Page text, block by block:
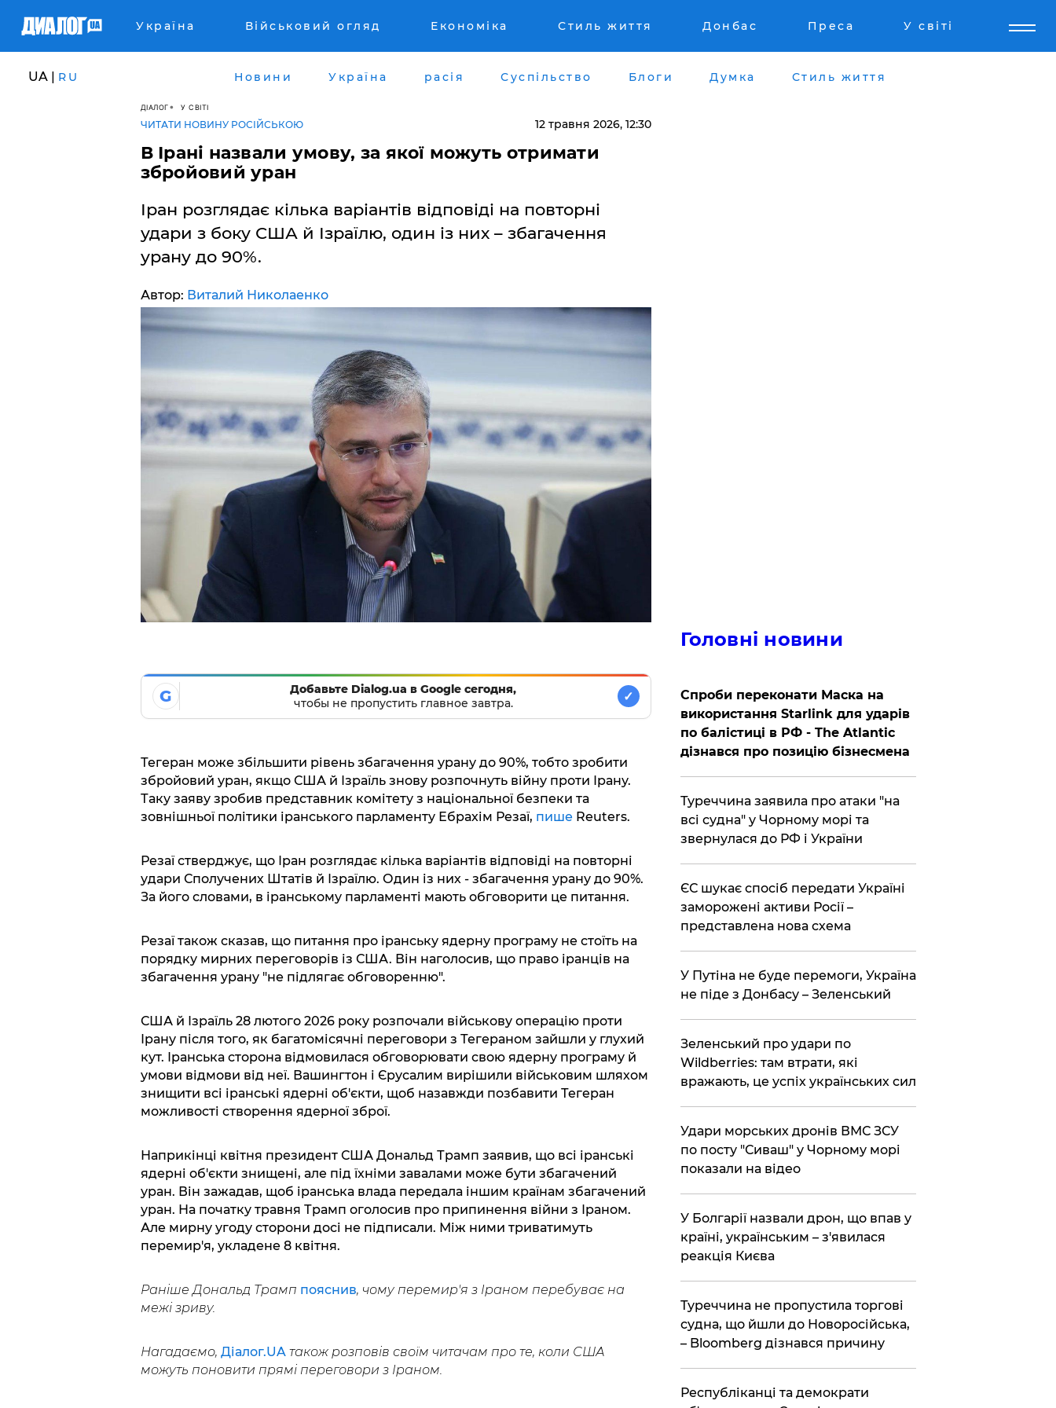
Україна Військовий огляд Економіка Стиль життя Донбас Преса У світі
UA | RU Новини Україна расія Суспільство Блоги Думка Стиль життя
ДІАЛОГ У СВІТІ
ЧИТАТИ НОВИНУ РОСІЙСЬКОЮ 12 травня 2026, 12:30
В Ірані назвали умову, за якої можуть отримати
збройовий уран
Іран розглядає кілька варіантів відповіді на повторні
удари з боку США й Ізраїлю, один із них – збагачення
урану до 90%.
Автор: Виталий Николаенко
G
Добавьте Dialog.ua в Google сегодня,
чтобы не пропустить главное завтра.
✓
Тегеран може збільшити рівень збагачення урану до 90%, тобто зробити
збройовий уран, якщо США й Ізраїль знову розпочнуть війну проти Ірану.
Таку заяву зробив представник комітету з національної безпеки та
зовнішньої політики іранського парламенту Ебрахім Резаї, пишеReuters.
Резаї стверджує, що Іран розглядає кілька варіантів відповіді на повторні
удари Сполучених Штатів й Ізраїлю. Один із них - збагачення урану до 90%.
За його словами, в іранському парламенті мають обговорити це питання.
Резаї також сказав, що питання про іранську ядерну програму не стоїть на
порядку мирних переговорів із США. Він наголосив, що право іранців на
збагачення урану "не підлягає обговоренню".
США й Ізраїль 28 лютого 2026 року розпочали військову операцію проти
Ірану після того, як багатомісячні переговори з Тегераном зайшли у глухий
кут. Іранська сторона відмовилася обговорювати свою ядерну програму й
умови відмови від неї. Вашингтон і Єрусалим вирішили військовим шляхом
знищити всі іранські ядерні об'єкти, щоб назавжди позбавити Тегеран
можливості створення ядерної зброї.
Наприкінці квітня президент США Дональд Трамп заявив, що всі іранські
ядерні об'єкти знищені, але під їхніми завалами може бути збагачений
уран. Він зажадав, щоб іранська влада передала іншим країнам збагачений
уран. На початку травня Трамп оголосив про припинення війни з Іраном.
Але мирну угоду сторони досі не підписали. Між ними триватимуть
перемир'я, укладене 8 квітня.
Раніше Дональд Трамп пояснив, чому перемир'я з Іраном перебуває на
межі зриву.
Нагадаємо, Діалог.UAтакож розповів своїм читачам про те, коли США
можуть поновити прямі переговори з Іраном.
Головні новини
​Спроби переконати Маска на
використання Starlink для ударів
по балістиці в РФ - The Atlantic
дізнався про позицію бізнесмена
Туреччина заявила про атаки "на
всі судна" у Чорному морі та
звернулася до РФ і України
ЄС шукає спосіб передати Україні
заморожені активи Росії –
представлена ​​нова схема
У Путіна не буде перемоги, Україна
не піде з Донбасу – Зеленський
Зеленський про удари по
Wildberries: там втрати, які
вражають, це успіх українських сил
Удари морських дронів ВМС ЗСУ
по посту "Сиваш" у Чорному морі
показали на відео
У Болгарії назвали дрон, що впав у
країні, українським – з'явилася
реакція Києва
Туреччина не пропустила торгові
судна, що йшли до Новоросійська,
– Bloomberg дізнався причину
Республіканці та демократи